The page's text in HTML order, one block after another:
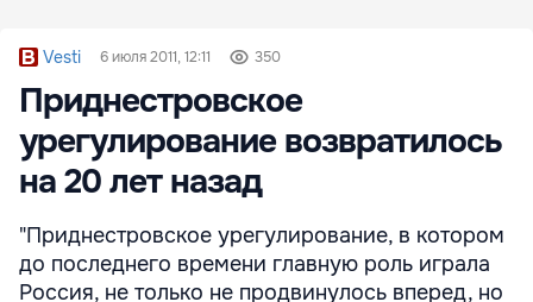
Vesti 6 июля 2011, 12:11 350
Приднестровское
урегулирование возвратилось
на 20 лет назад
"Приднестровское урегулирование, в котором
до последнего времени главную роль играла
Россия, не только не продвинулось вперед, но